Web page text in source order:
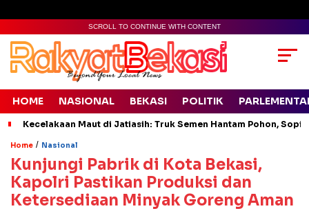
SCROLL TO CONTINUE WITH CONTENT
HOME NASIONAL BEKASI POLITIK
Kecelakaan Maut di Jatiasih: Truk Semen Hantam Pohon,
Home / Nasional
Kunjungi Pabrik di Kota Bekasi,
Kapolri Pastikan Produksi dan
Ketersediaan Minyak Goreng Aman